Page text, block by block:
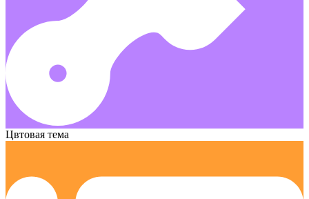
Цвтовая тема